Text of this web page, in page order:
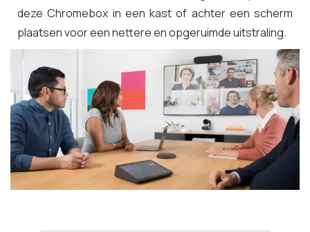
deze Chromebox in een kast of achter een scherm
plaatsen voor een nettere en opgeruimde uitstraling.